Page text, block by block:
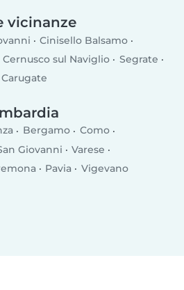
vicinanze
Cinisello Balsamo
Cernusco sul Naviglio
Segrate
Carugate
Bergamo
Como
Giovanni
Varese
Pavia Vigevano